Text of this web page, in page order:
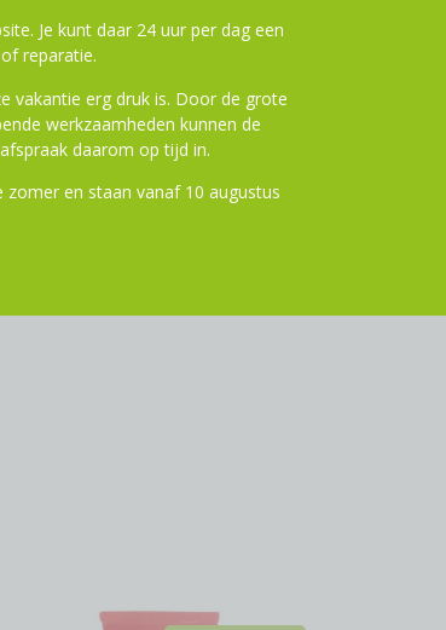
Je kunt daar 24 uur per dag een
reparatie.
vakantie erg druk is. Door de grote
werkzaamheden kunnen de
daarom op tijd in.
en staan vanaf 10 augustus